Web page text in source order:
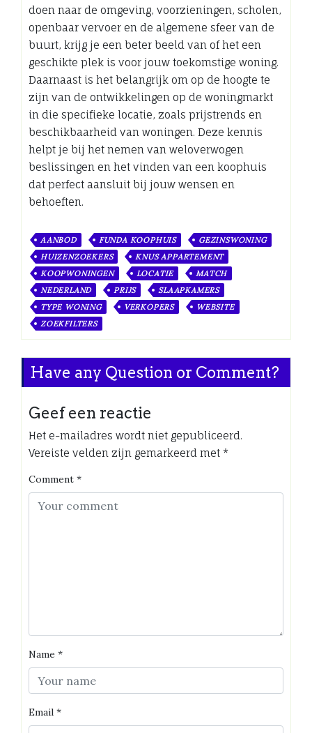
doen naar de omgeving, voorzieningen, scholen,
openbaar vervoer en de algemene sfeer van de
buurt, krijg je een beter beeld van of het een
geschikte plek is voor jouw toekomstige woning.
Daarnaast is het belangrijk om op de hoogte te
zijn van de ontwikkelingen op de woningmarkt
in die specifieke locatie, zoals prijstrends en
beschikbaarheid van woningen. Deze kennis
helpt je bij het nemen van weloverwogen
beslissingen en het vinden van een koophuis
dat perfect aansluit bij jouw wensen en
behoeften.
AANBOD FUNDA KOOPHUIS
GEZINSWONING
HUIZENZOEKERS
KNUS APPARTEMENT
KOOPWONINGEN
LOCATIE
MATCH
NEDERLAND
PRIJS
SLAAPKAMERS
TYPE WONING
VERKOPERS
WEBSITE
ZOEKFILTERS
Have any Question or Comment?
Geef een reactie
Het e-mailadres wordt niet gepubliceerd.
Vereiste velden zijn gemarkeerd met *
Comment *
Name *
Email *